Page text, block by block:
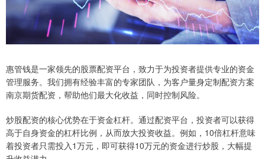
惠管钱是一家领先的股票配资平台，致力于为投资者提供专业的资金
管理服务。我们拥有经验丰富的专家团队，为客户量身定制配资方案
南京期货配资，帮助他们最大化收益，同时控制风险。
炒股配资的核心优势在于资金杠杆。通过配资平台，投资者可以获得
高于自身资金的杠杆比例，从而放大投资收益。例如，10倍杠杆意味
着投资者只需投入1万元，即可获得10万元的资金进行炒股，大幅提